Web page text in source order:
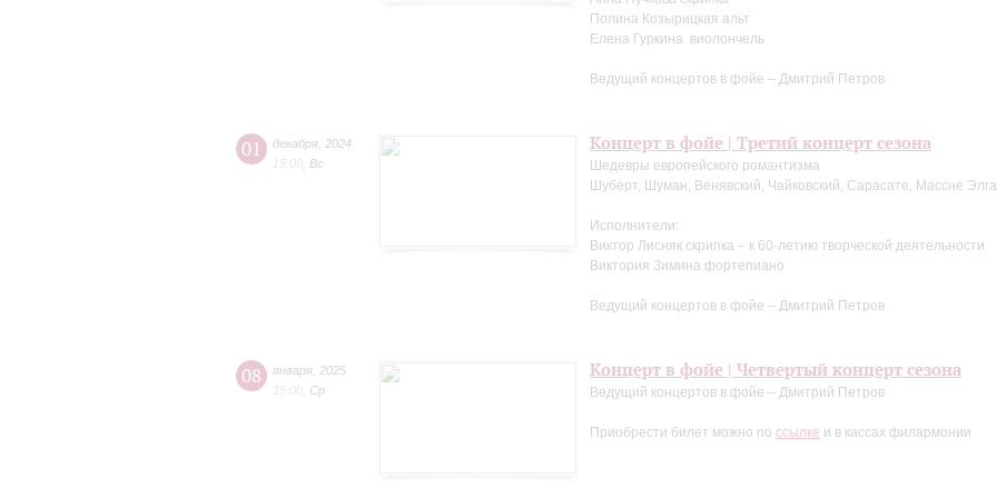
Полина Козырицкая альт
Елена Гуркина виолончель
Ведущий концертов в фойе – Дмитрий Петров
01 декабря 2024
15:00 Вс
Концерт в фойе | Третий концерт сезона
Шедевры европейского романтизма
Шуберт, Шуман, Венявский, Чайковский, Сарасате, Массне
Исполнители:
Виктор Лисняк скрипка – к 60-летию творческой деятельности
Виктория Зимина фортепиано
Ведущий концертов в фойе – Дмитрий Петров
08 января 2025
15:00 Ср
Концерт в фойе | Четвертый концерт сезона
Ведущий концертов в фойе – Дмитрий Петров
Приобрести билет можно по ссылке и в кассах филармонии